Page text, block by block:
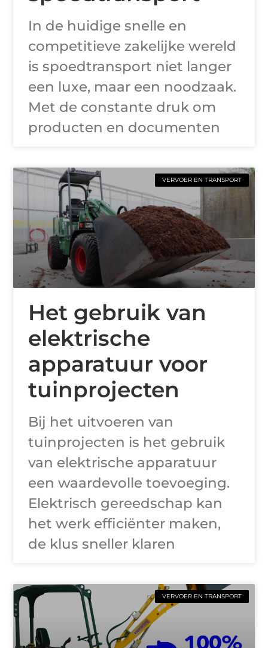
In de huidige snelle en
competitieve zakelijke wereld
is spoedtransport niet langer
een luxe, maar een noodzaak.
Met de constante druk om
producten en documenten
VERVOER EN TRANSPORT
Het gebruik van
elektrische
apparatuur voor
tuinprojecten
Bij het uitvoeren van
tuinprojecten is het gebruik
van elektrische apparatuur
een waardevolle toevoeging.
Elektrisch gereedschap kan
het werk efficiënter maken,
de klus sneller klaren
VERVOER EN TRANSPORT